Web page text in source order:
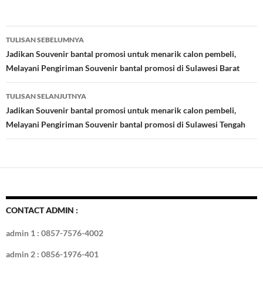
b
o
o
k
er es
t
bl
r
e
dI
n
d e
Navigasi
Tulisan
TULISAN SEBELUMNYA
Jadikan Souvenir bantal promosi untuk menarik calon pembeli,
Melayani Pengiriman Souvenir bantal promosi di Sulawesi Barat
TULISAN SELANJUTNYA
Jadikan Souvenir bantal promosi untuk menarik calon pembeli,
Melayani Pengiriman Souvenir bantal promosi di Sulawesi Tengah
CONTACT ADMIN :
admin 1 : 0857-7576-4002
admin 2 : 0856-1976-401